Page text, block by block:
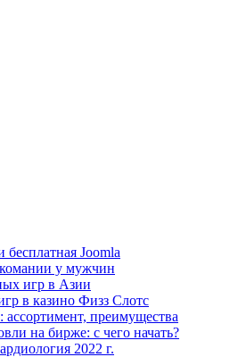
Joomla
у мужчин
игр в Азии
в казино Физз Слотс
преимущества
на бирже: с чего начать?
2022 г.